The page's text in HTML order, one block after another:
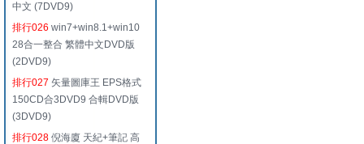
中文 (7DVD9)
排行026 win7+win8.1+win10
28合一整合 繁體中文DVD版
(2DVD9)
排行027 矢量圖庫王 EPS格式
150CD合3DVD9 合輯DVD版
(3DVD9)
排行028 倪海廈 天紀+筆記 高